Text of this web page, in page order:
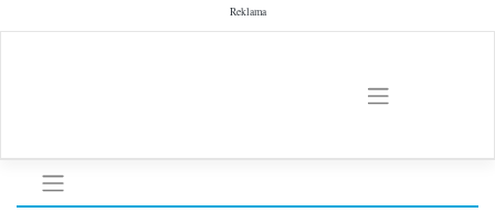
to
Reklama